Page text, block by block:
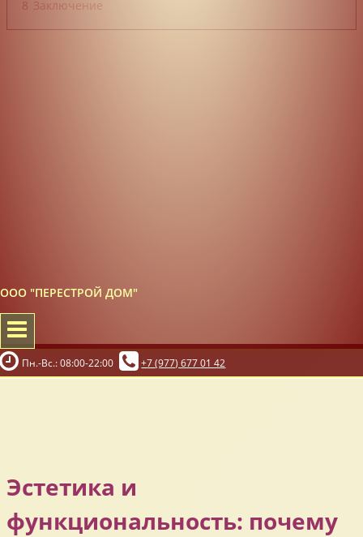
ООО "ПЕРЕСТРОЙ ДОМ"
Пн.-Вс.: 08:00-22:00 +7 (977) 677 01 42
8 Заключение
Эстетика и
функциональность: почему